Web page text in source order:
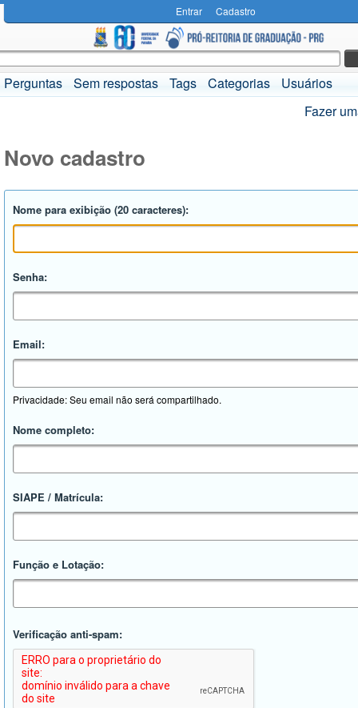
Entrar Cadastro
Perguntas Sem respostas Tags Categorias
Usuários
Fazer
Novo cadastro
Nome para exibição (20 caracteres):
Senha:
Email:
Privacidade: Seu email não será compartilhado.
Nome completo:
SIAPE / Matrícula:
Função e Lotação:
Verificação anti-spam: